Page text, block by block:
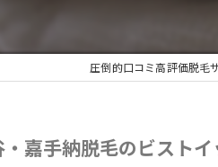
圧倒的口コミ高評価脱毛
・嘉手納脱毛のビスト